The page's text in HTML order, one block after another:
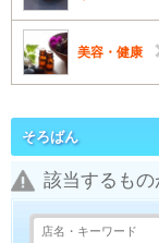
美容・健康
そろばん
該当するもの